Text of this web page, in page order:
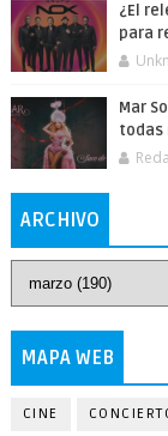
¿El
para
Mar
todas
ARCHIVO
MAPA WEB
CINE